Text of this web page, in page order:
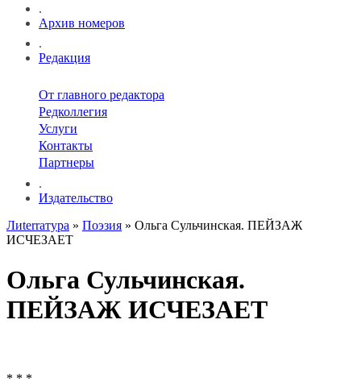
.
Архив номеров
.
Редакция
От главного редактора
Редколлегия
Услуги
Контакты
Партнеры
.
Издательство
Лиterraтура » Поэзия » Ольга Сульчинская. ПЕЙЗАЖ
ИСЧЕЗАЕТ
Ольга Сульчинская.
ПЕЙЗАЖ ИСЧЕЗАЕТ
* * *